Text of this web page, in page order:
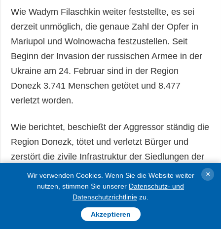
Wie Wadym Filaschkin weiter feststellte, es sei
derzeit unmöglich, die genaue Zahl der Opfer in
Mariupol und Wolnowacha festzustellen. Seit
Beginn der Invasion der russischen Armee in der
Ukraine am 24. Februar sind in der Region
Donezk 3.741 Menschen getötet und 8.477
verletzt worden.
Wie berichtet, beschießt der Aggressor ständig die
Region Donezk, tötet und verletzt Bürger und
zerstört die zivile Infrastruktur der Siedlungen der
Region. In der Region gibt es schon lange keine
Gasversorgung und in vielen Siedlungen keine
Wasserversorgung. Der Feind versucht, die
ukrainische Verteidigung in mehreren Richtungen
Wir verwenden Cookies. Wenn Sie die Website weiter
nutzen, stimmen Sie unserer Datenschutz- und
Datenschutzrichtlinie zu.
Akzeptieren
×